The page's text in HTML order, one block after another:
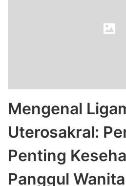
Mengenal
Uterosakral:
Penting
Panggul Wanita